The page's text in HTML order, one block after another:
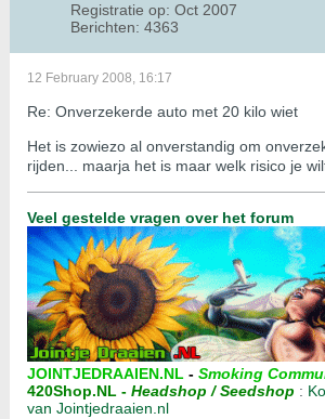
Registratie op: Oct 2007
Berichten: 4363
12 February 2008, 16:17
Re: Onverzekerde auto met 20 kilo wiet
Het is zowiezo al onverstandig om
rijden... maarja het is maar welk risico je
Veel gestelde vragen over het forum
JOINTJEDRAAIEN.NL - Smoking
420Shop.NL - Headshop / Seedshop :
van Jointjedraaien.nl